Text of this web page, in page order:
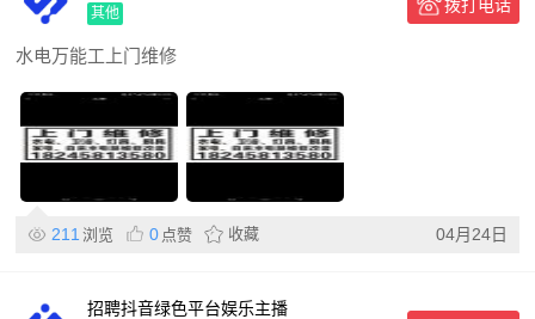
卫
其他 拨打电话
水电万能工上门维修
211 浏览 0 点赞 收藏 04月24日
招聘抖音绿色平台娱乐主播